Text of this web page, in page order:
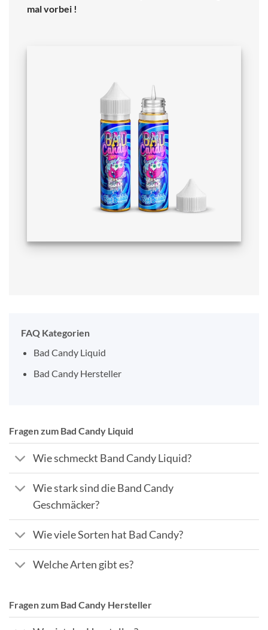
mal vorbei !
FAQ Kategorien
Bad Candy Liquid
Bad Candy Hersteller
Fragen zum Bad Candy Liquid
Wie schmeckt Band Candy Liquid?
Wie stark sind die Band Candy
Geschmäcker?
Wie viele Sorten hat Bad Candy?
Welche Arten gibt es?
Fragen zum Bad Candy Hersteller